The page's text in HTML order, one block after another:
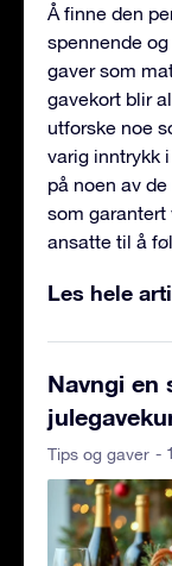
Å finne den
spennende
gaver som
gavekort blir
utforske noe
varig inntrykk
på noen av de
som garantert
ansatte til å
Les hele
Navngi en
Tips og gaver -